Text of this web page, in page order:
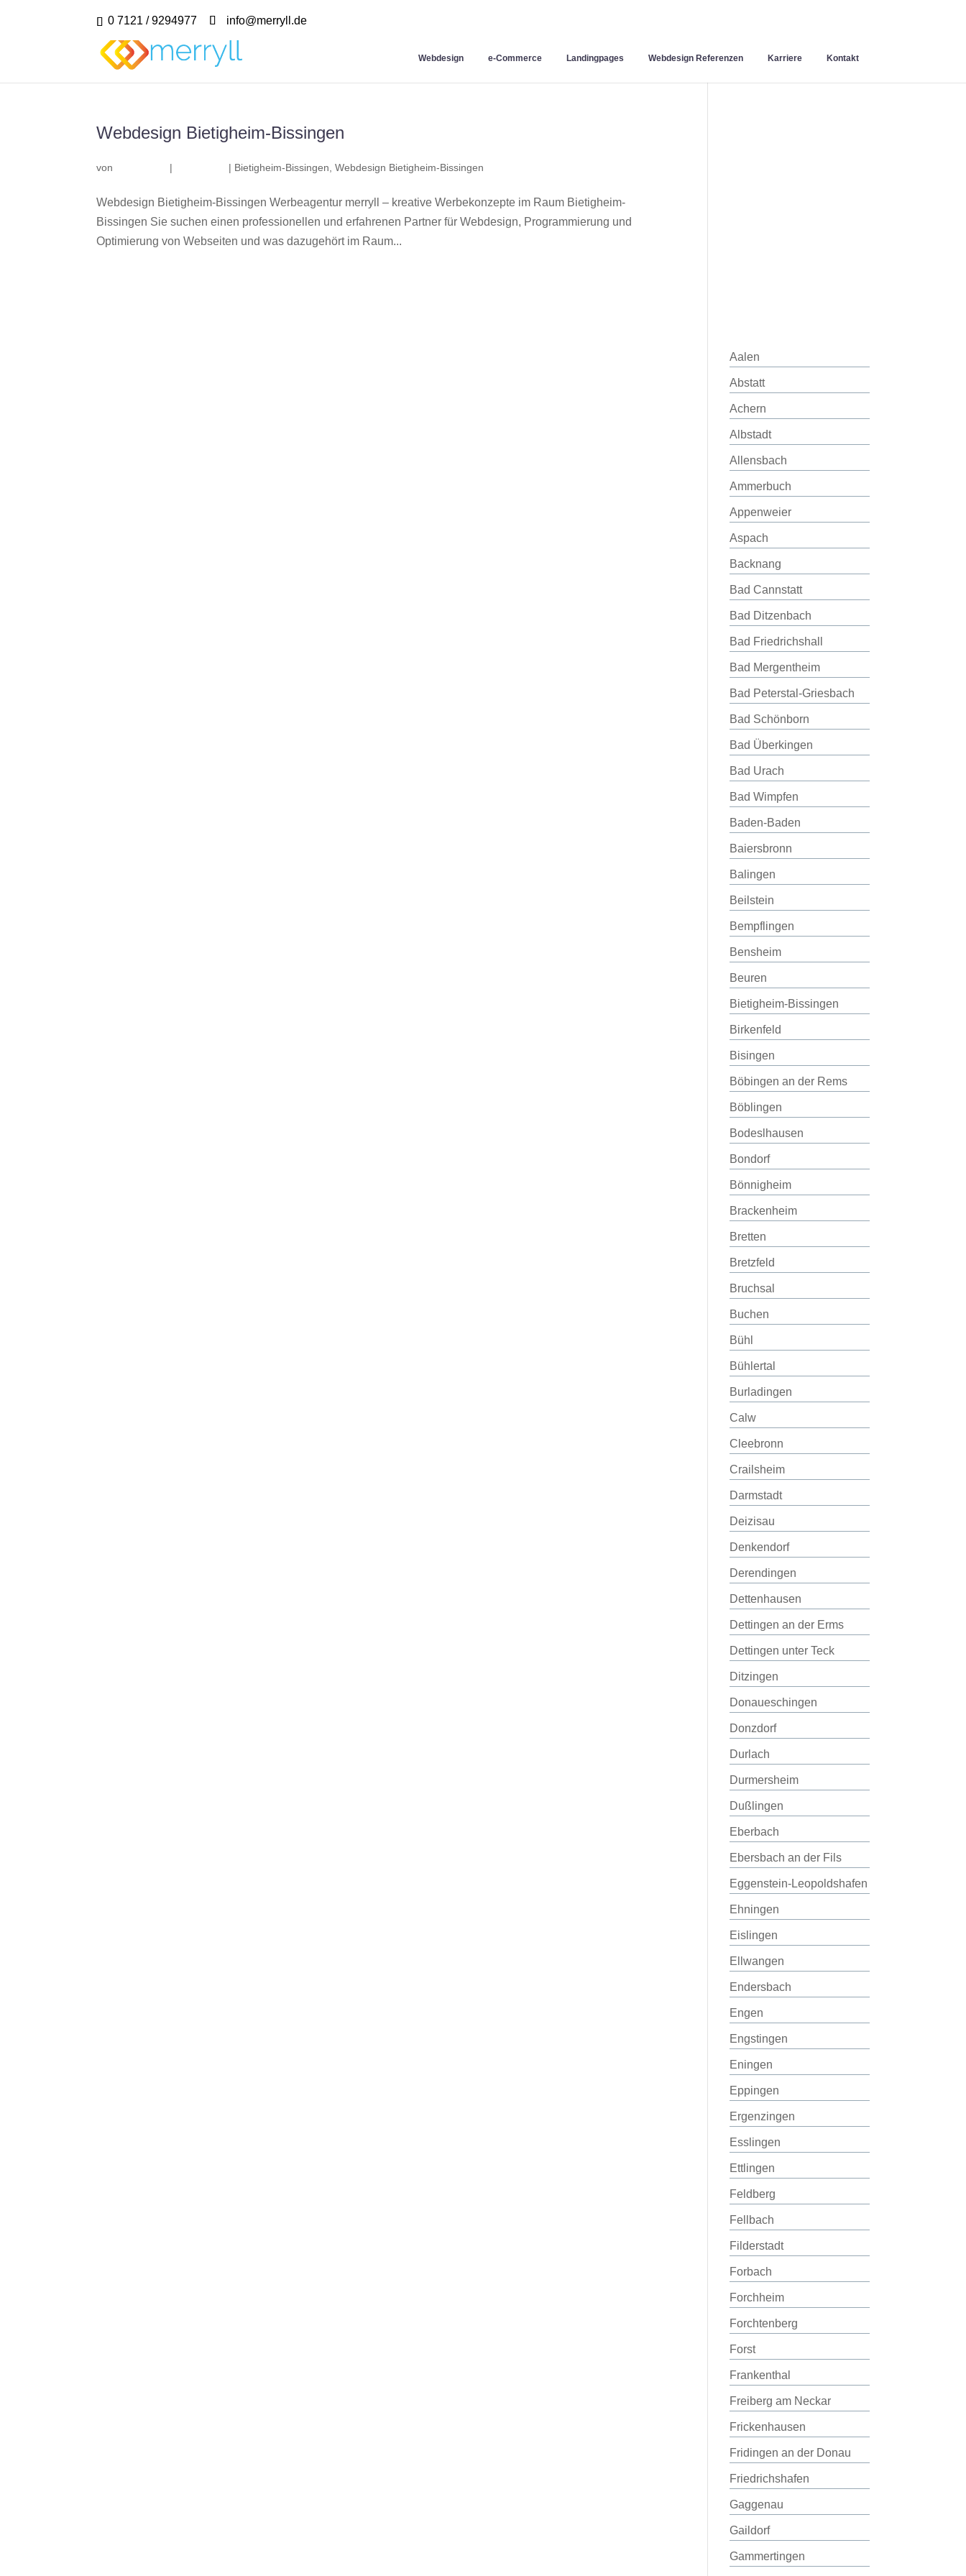
0 7121 / 9294977 info@merryll.de
Webdesign e-Commerce Landingpages Webdesign Referenzen Karriere Kontakt
Webdesign Bietigheim-Bissingen
von | | Bietigheim-Bissingen ,Webdesign Bietigheim-Bissingen
Webdesign Bietigheim-Bissingen Werbeagentur merryll – kreative Werbekonzepte im Raum Bietigheim-
Bissingen Sie suchen einen professionellen und erfahrenen Partner für Webdesign, Programmierung und
Optimierung von Webseiten und was dazugehört im Raum...
Aalen
Abstatt
Achern
Albstadt
Allensbach
Ammerbuch
Appenweier
Aspach
Backnang
Bad Cannstatt
Bad Ditzenbach
Bad Friedrichshall
Bad Mergentheim
Bad Peterstal-Griesbach
Bad Schönborn
Bad Überkingen
Bad Urach
Bad Wimpfen
Baden-Baden
Baiersbronn
Balingen
Beilstein
Bempflingen
Bensheim
Beuren
Bietigheim-Bissingen
Birkenfeld
Bisingen
Böbingen an der Rems
Böblingen
Bodeslhausen
Bondorf
Bönnigheim
Brackenheim
Bretten
Bretzfeld
Bruchsal
Buchen
Bühl
Bühlertal
Burladingen
Calw
Cleebronn
Crailsheim
Darmstadt
Deizisau
Denkendorf
Derendingen
Dettenhausen
Dettingen an der Erms
Dettingen unter Teck
Ditzingen
Donaueschingen
Donzdorf
Durlach
Durmersheim
Dußlingen
Eberbach
Ebersbach an der Fils
Eggenstein-Leopoldshafen
Ehningen
Eislingen
Ellwangen
Endersbach
Engen
Engstingen
Eningen
Eppingen
Ergenzingen
Esslingen
Ettlingen
Feldberg
Fellbach
Filderstadt
Forbach
Forchheim
Forchtenberg
Forst
Frankenthal
Freiberg am Neckar
Frickenhausen
Fridingen an der Donau
Friedrichshafen
Gaggenau
Gaildorf
Gammertingen